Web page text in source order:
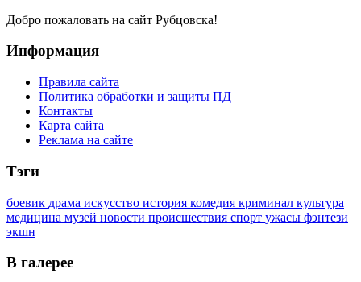
Добро пожаловать на сайт Рубцовска!
Информация
Правила сайта
Политика обработки и защиты ПД
Контакты
Карта сайта
Реклама на сайте
Тэги
боевик драма искусство история комедия криминал культура
медицина музей новости происшествия спорт ужасы фэнтези
экшн
В галерее